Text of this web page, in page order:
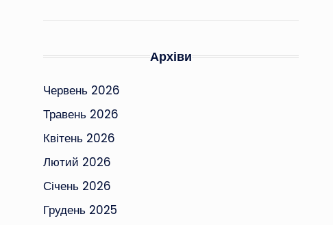
Архіви
Червень 2026
Травень 2026
Квітень 2026
Лютий 2026
Січень 2026
Грудень 2025